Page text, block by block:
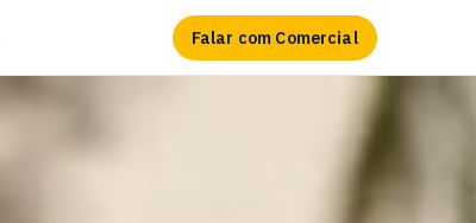
Falar com Comercial